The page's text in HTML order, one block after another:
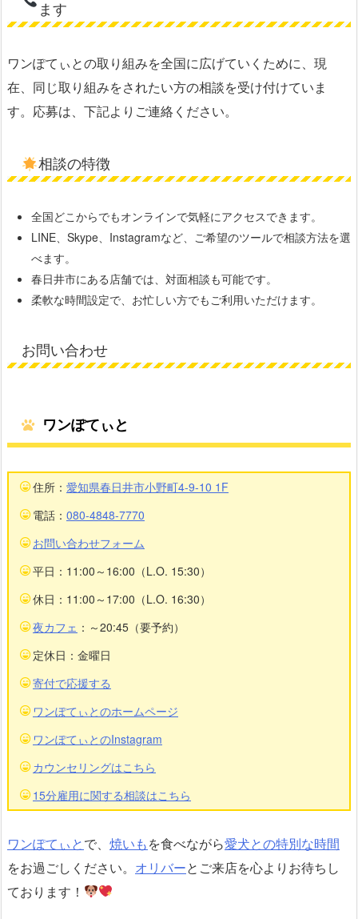
ます
ワンぽてぃとの取り組みを全国に広げていくために、現
在、同じ取り組みをされたい方の相談を受け付けていま
す。応募は、下記よりご連絡ください。
相談の特徴
全国どこからでもオンラインで気軽にアクセスできます。
LINE、Skype、Instagramなど、ご希望のツールで相談方法を選
べます。
春日井市にある店舗では、対面相談も可能です。
柔軟な時間設定で、お忙しい方でもご利用いただけます。
お問い合わせ
ワンぽてぃと
住所： 愛知県春日井市小野町4-9-10 1F
電話： 080-4848-7770
お問い合わせフォーム
平日：11:00～16:00（L.O. 15:30）
休日：11:00～17:00（L.O. 16:30）
夜カフェ ：～20:45（要予約）
定休日：金曜日
寄付で応援する
ワンぽてぃとのホームページ
ワンぽてぃとのInstagram
カウンセリングはこちら
15分雇用に関する相談はこちら
ワンぽてぃとで、 焼いもを食べながら愛犬との特別な時間
をお過ごしください。 オリバーとご来店を心よりお待ちし
ております！